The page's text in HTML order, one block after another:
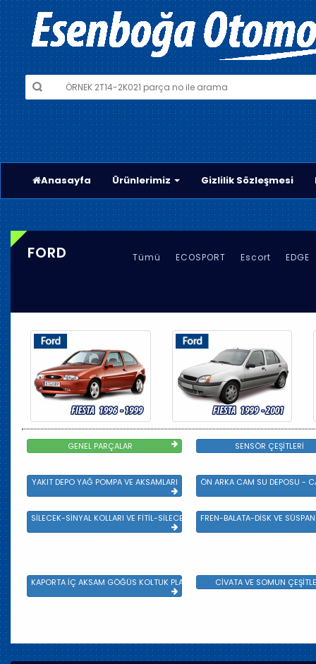
Anasayfa Ürünlerimiz Gizlilik Sözleşmesi
FORD Tümü ECOSPORT Escort EDGE
GENEL PARÇALAR SENSÖR ÇEŞİTLERİ
YAKIT DEPO YAĞ POMPA VE AKSAMLARI ÖN ARKA CAM SU DEPOSU -
SİLECEK-SİNYAL KOLLARI VE FİTİL-SİLECEK ÇEŞİTLERİFREN-BALATA-DİSK VE
KAPORTA İÇ AKSAM GÖĞÜS KOLTUK PLASTİK VE SAC AKSAM
CİVATA VE SOMUN